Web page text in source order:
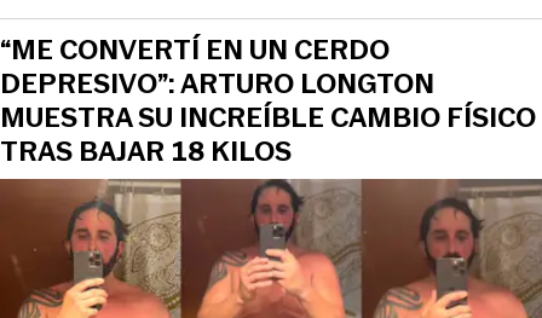
“ME CONVERTÍ EN UN CERDO
DEPRESIVO”: ARTURO LONGTON
MUESTRA SU INCREÍBLE CAMBIO FÍSICO
TRAS BAJAR 18 KILOS